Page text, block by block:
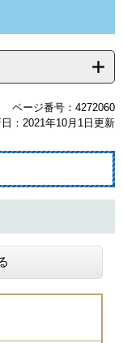
ページ番号：4272060
：2021年10月1日更新